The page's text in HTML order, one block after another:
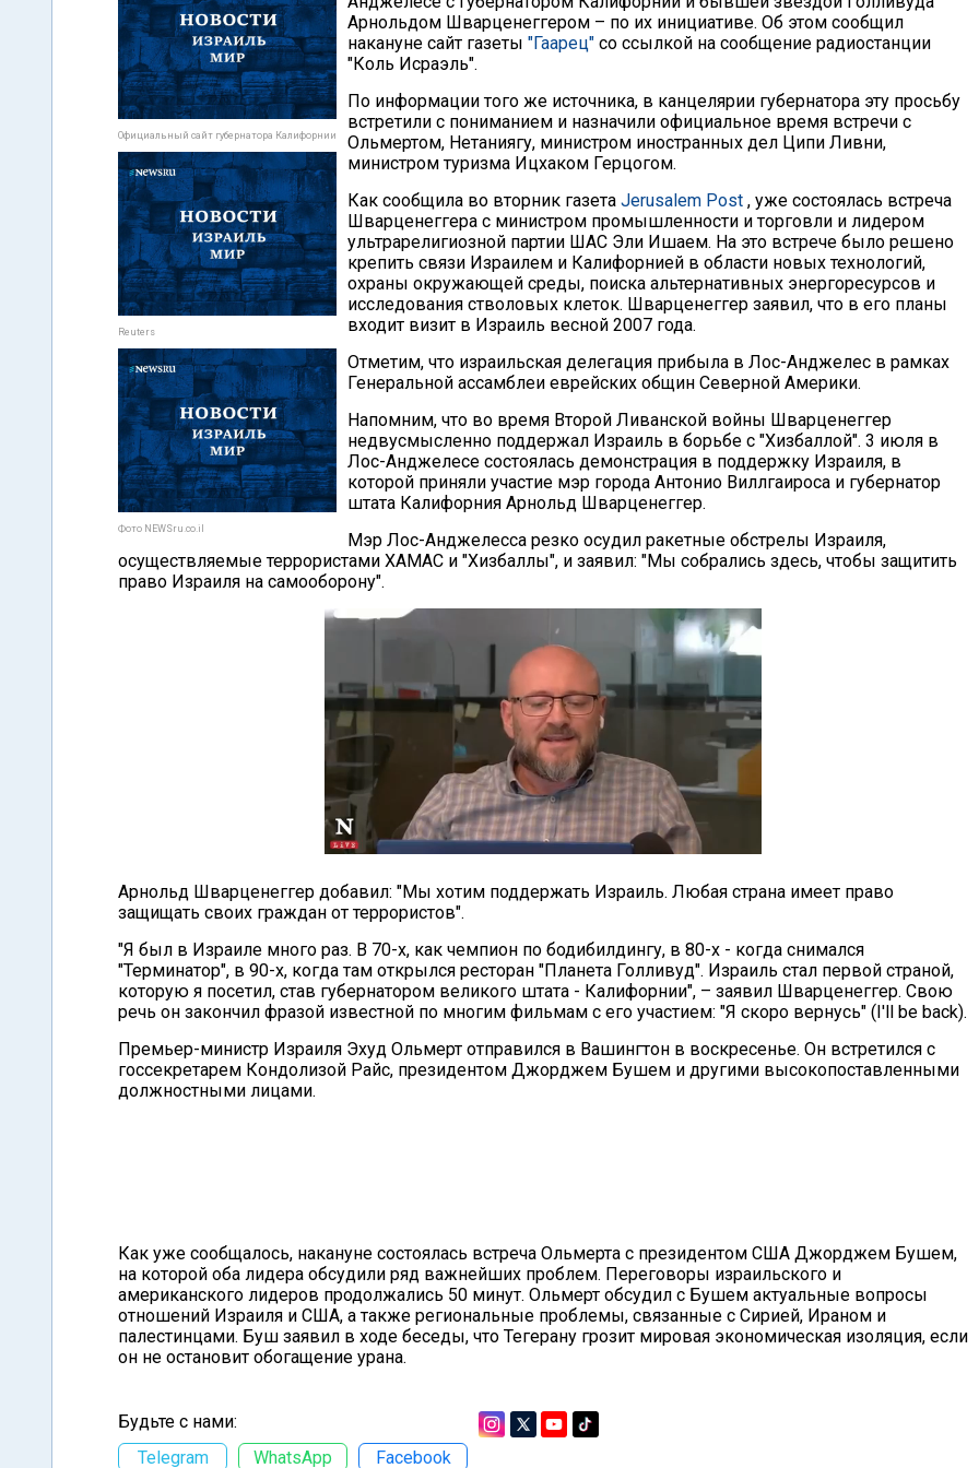
Официальный сайт губернатора Калифорнии
Reuters
Фото NEWSru.co.il
Арнольдом Шварценеггером – по их инициативе. Об этом сообщил
накануне сайт газеты "Гаарец" со ссылкой на сообщение радиостанции
"Коль Исраэль".
По информации того же источника, в канцелярии губернатора эту просьбу
встретили с пониманием и назначили официальное время встречи с
Ольмертом, Нетаниягу, министром иностранных дел Ципи Ливни,
министром туризма Ицхаком Герцогом.
Как сообщила во вторник газета Jerusalem Post , уже состоялась встреча
Шварценеггера с министром промышленности и торговли и лидером
ультрарелигиозной партии ШАС Эли Ишаем. На это встрече было решено
крепить связи Израилем и Калифорнией в области новых технологий,
охраны окружающей среды, поиска альтернативных энергоресурсов и
исследования стволовых клеток. Шварценеггер заявил, что в его планы
входит визит в Израиль весной 2007 года.
Отметим, что израильская делегация прибыла в Лос-Анджелес в рамках
Генеральной ассамблеи еврейских общин Северной Америки.
Напомним, что во время Второй Ливанской войны Шварценеггер
недвусмысленно поддержал Израиль в борьбе с "Хизбаллой". 3 июля в
Лос-Анджелесе состоялась демонстрация в поддержку Израиля, в
которой приняли участие мэр города Антонио Виллгаироса и губернатор
штата Калифорния Арнольд Шварценеггер.
Мэр Лос-Анджелесса резко осудил ракетные обстрелы Израиля,
осуществляемые террористами ХАМАС и "Хизбаллы", и заявил: "Мы собрались здесь, чтобы защитить
право Израиля на самооборону".
Арнольд Шварценеггер добавил: "Мы хотим поддержать Израиль. Любая страна имеет право
защищать своих граждан от террористов".
"Я был в Израиле много раз. В 70-х, как чемпион по бодибилдингу, в 80-х - когда снимался
"Терминатор", в 90-х, когда там открылся ресторан "Планета Голливуд". Израиль стал первой страной,
которую я посетил, став губернатором великого штата - Калифорнии", – заявил Шварценеггер. Свою
речь он закончил фразой известной по многим фильмам с его участием: "Я скоро вернусь" (I'll be back).
Премьер-министр Израиля Эхуд Ольмерт отправился в Вашингтон в воскресенье. Он встретился с
госсекретарем Кондолизой Райс, президентом Джорджем Бушем и другими высокопоставленными
должностными лицами.
Как уже сообщалось, накануне состоялась встреча Ольмерта с президентом США Джорджем Бушем,
на которой оба лидера обсудили ряд важнейших проблем. Переговоры израильского и
американского лидеров продолжались 50 минут. Ольмерт обсудил с Бушем актуальные вопросы
отношений Израиля и США, а также региональные проблемы, связанные с Сирией, Ираном и
палестинцами. Буш заявил в ходе беседы, что Тегерану грозит мировая экономическая изоляция, если
он не остановит обогащение урана.
Будьте с нами:
Telegram
WhatsApp Facebook